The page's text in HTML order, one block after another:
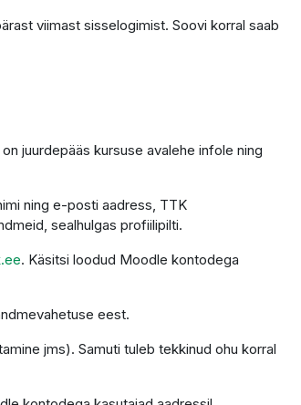
viimast sisselogimist. Soovi korral saab
juurdepääs kursuse avalehe infole ning
ning e-posti aadress, TTK
sealhulgas profiilipilti.
. Käsitsi loodud Moodle kontodega
eest.
jms). Samuti tuleb tekkinud ohu korral